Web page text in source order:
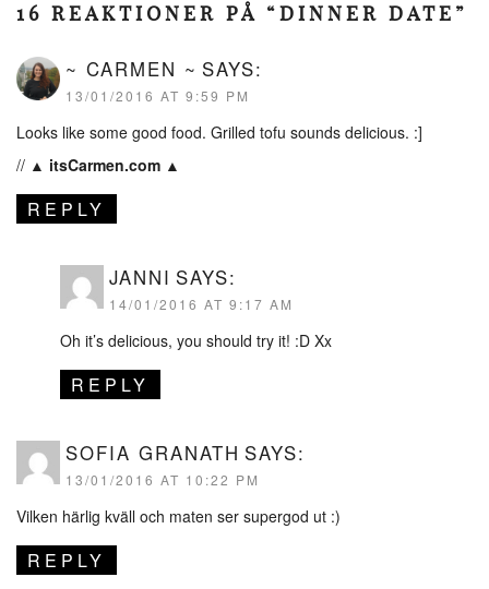
16 REAKTIONER PÅ “DINNER DATE”
~ CARMEN ~ SAYS:
13/01/2016 AT 9:59 PM
Looks like some good food. Grilled tofu sounds delicious. :]
// ▲ itsCarmen.com ▲
REPLY
JANNI SAYS:
14/01/2016 AT 9:17 AM
Oh it’s delicious, you should try it! :D Xx
REPLY
SOFIA GRANATH SAYS:
13/01/2016 AT 10:22 PM
Vilken härlig kväll och maten ser supergod ut :)
REPLY